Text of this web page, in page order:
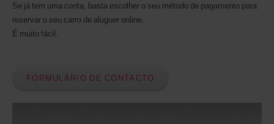
Se já tem uma conta, basta escolher o seu método de pagamento para
reservar o seu carro de aluguer online.
É muito fácil.
FORMULÁRIO DE CONTACTO